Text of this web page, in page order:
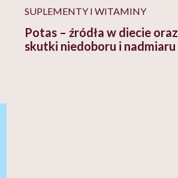
SUPLEMENTY I WITAMINY
Potas – źródła w diecie oraz
skutki niedoboru i nadmiaru